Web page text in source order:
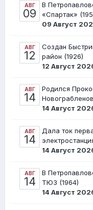
АВГ
09
В
«Спартак»
09 Август
АВГ
12
Создан
район (1926)
12 Август
АВГ
14
Родился
14 Август
АВГ
14
Дала ток
14 Август
АВГ
14
В
ТЮЗ (1964)
14 Август